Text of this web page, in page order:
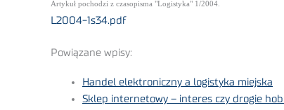
Artykuł pochodzi z czasopisma "Logistyka" 1/2004.
L2004-1s34.pdf
Powiązane wpisy:
Handel elektroniczny a logistyka miejska
Sklep internetowy – interes czy drogie